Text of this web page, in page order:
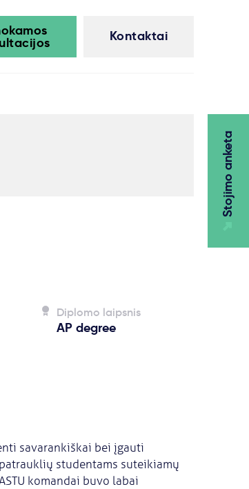
Kontaktai
Stojimo anketa
Diplomo laipsnis
AP degree
savarankiškai bei įgauti
studentams suteikiamų
komandai buvo labai